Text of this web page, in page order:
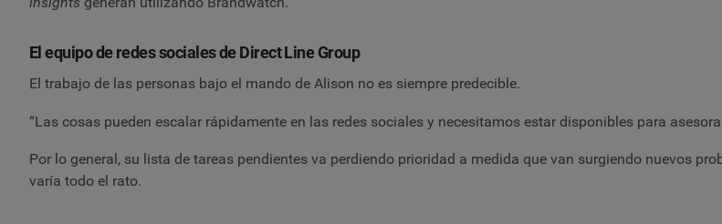
El equipo de redes sociales de Direct Line Group
El trabajo de las personas bajo el mando de Alison no es siempre predecible.
“Las cosas pueden escalar rápidamente en las redes sociales y necesitamos estar disponibles para
Por lo general, su lista de tareas pendientes va perdiendo prioridad a medida que van surgiendo nuevos
varía todo el rato.